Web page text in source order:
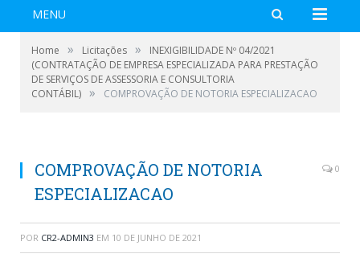
MENU
Home » Licitações »
INEXIGIBILIDADE Nº 04/2021
(CONTRATAÇÃO DE EMPRESA ESPECIALIZADA PARA PRESTAÇÃO
DE SERVIÇOS DE ASSESSORIA E CONSULTORIA
CONTÁBIL) » COMPROVAÇÃO DE NOTORIA ESPECIALIZACAO
COMPROVAÇÃO DE NOTORIA
ESPECIALIZACAO
0
POR CR2-ADMIN3 EM 10 DE JUNHO DE 2021